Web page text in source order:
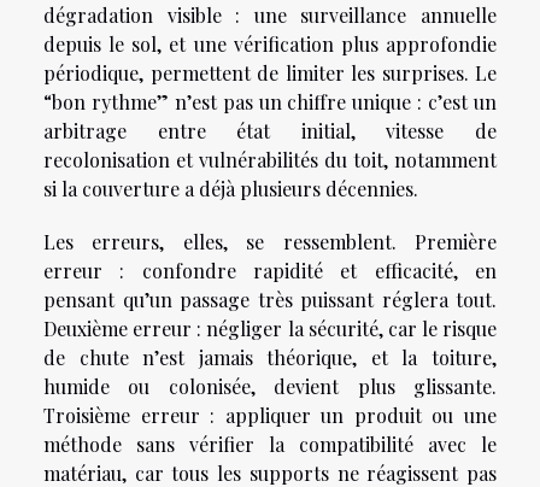
dégradation visible : une surveillance annuelle
depuis le sol, et une vérification plus approfondie
périodique, permettent de limiter les surprises. Le
“bon rythme” n’est pas un chiffre unique : c’est un
arbitrage entre état initial, vitesse de
recolonisation et vulnérabilités du toit, notamment
si la couverture a déjà plusieurs décennies.
Les erreurs, elles, se ressemblent. Première
erreur : confondre rapidité et efficacité, en
pensant qu’un passage très puissant réglera tout.
Deuxième erreur : négliger la sécurité, car le risque
de chute n’est jamais théorique, et la toiture,
humide ou colonisée, devient plus glissante.
Troisième erreur : appliquer un produit ou une
méthode sans vérifier la compatibilité avec le
matériau, car tous les supports ne réagissent pas